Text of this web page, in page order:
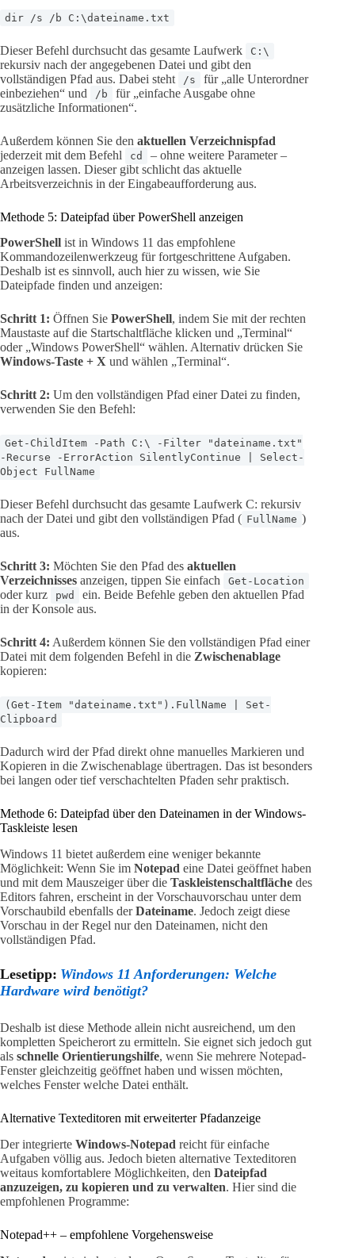
dir /s /b C:\dateiname.txt
Dieser Befehl durchsucht das gesamte Laufwerk C:\
rekursiv nach der angegebenen Datei und gibt den
vollständigen Pfad aus. Dabei steht
/s
für „alle Unterordner
einbeziehen“ und
/b
für „einfache Ausgabe ohne
zusätzliche Informationen“.
Außerdem können Sie den aktuellen Verzeichnispfad
jederzeit mit dem Befehl
cd
– ohne weitere Parameter –
anzeigen lassen. Dieser gibt schlicht das aktuelle
Arbeitsverzeichnis in der Eingabeaufforderung aus.
Methode 5: Dateipfad über PowerShell anzeigen
PowerShell ist in Windows 11 das empfohlene
Kommandozeilenwerkzeug für fortgeschrittene Aufgaben.
Deshalb ist es sinnvoll, auch hier zu wissen, wie Sie
Dateipfade finden und anzeigen:
Schritt 1: Öffnen Sie PowerShell, indem Sie mit der rechten
Maustaste auf die Startschaltfläche klicken und „Terminal“
oder „Windows PowerShell“ wählen. Alternativ drücken Sie
Windows-Taste + X und wählen „Terminal“.
Schritt 2: Um den vollständigen Pfad einer Datei zu finden,
verwenden Sie den Befehl:
Get-ChildItem -Path C:\ -Filter "dateiname.txt"
-Recurse -ErrorAction SilentlyContinue | Select-
Object FullName
Dieser Befehl durchsucht das gesamte Laufwerk C: rekursiv
nach der Datei und gibt den vollständigen Pfad ( FullName )
aus.
Schritt 3: Möchten Sie den Pfad des aktuellen
Verzeichnisses anzeigen, tippen Sie einfach Get-Location
oder kurz pwd
ein. Beide Befehle geben den aktuellen Pfad
in der Konsole aus.
Schritt 4: Außerdem können Sie den vollständigen Pfad einer
Datei mit dem folgenden Befehl in die Zwischenablage
kopieren:
(Get-Item "dateiname.txt").FullName | Set-
Clipboard
Dadurch wird der Pfad direkt ohne manuelles Markieren und
Kopieren in die Zwischenablage übertragen. Das ist besonders
bei langen oder tief verschachtelten Pfaden sehr praktisch.
Methode 6: Dateipfad über den Dateinamen in der Windows-
Taskleiste lesen
Windows 11 bietet außerdem eine weniger bekannte
Möglichkeit: Wenn Sie im Notepad eine Datei geöffnet haben
und mit dem Mauszeiger über die Taskleistenschaltfläche des
Editors fahren, erscheint in der Vorschauvorschau unter dem
Vorschaubild ebenfalls derDateiname. Jedoch zeigt diese
Vorschau in der Regel nur den Dateinamen, nicht den
vollständigen Pfad.
Lesetipp: Windows 11 Anforderungen: Welche
Hardware wird benötigt?
Deshalb ist diese Methode allein nicht ausreichend, um den
kompletten Speicherort zu ermitteln. Sie eignet sich jedoch gut
als schnelle Orientierungshilfe, wenn Sie mehrere Notepad-
Fenster gleichzeitig geöffnet haben und wissen möchten,
welches Fenster welche Datei enthält.
Alternative Texteditoren mit erweiterter Pfadanzeige
Der integrierte Windows-Notepad reicht für einfache
Aufgaben völlig aus. Jedoch bieten alternative Texteditoren
weitaus komfortablere Möglichkeiten, den Dateipfad
anzuzeigen, zu kopieren und zu verwalten. Hier sind die
empfohlenen Programme:
Notepad++ – empfohlene Vorgehensweise